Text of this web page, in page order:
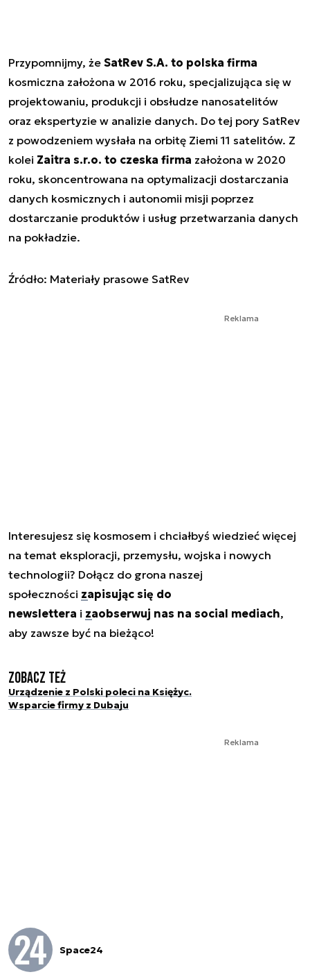
Przypomnijmy, że SatRev S.A. to polska firma
kosmiczna założona w 2016 roku, specjalizująca się w
projektowaniu, produkcji i obsłudze nanosatelitów
oraz ekspertyzie w analizie danych. Do tej pory SatRev
z powodzeniem wysłała na orbitę Ziemi 11 satelitów. Z
kolei Zaitra s.r.o. to czeska firma założona w 2020
roku, skoncentrowana na optymalizacji dostarczania
danych kosmicznych i autonomii misji poprzez
dostarczanie produktów i usług przetwarzania danych
na pokładzie.
Źródło: Materiały prasowe SatRev
Reklama
Interesujesz się kosmosem i chciałbyś wiedzieć więcej
na temat eksploracji, przemysłu, wojska i nowych
technologii? Dołącz do grona naszej
społeczności zapisując się do
newslettera i zaobserwuj nas na social mediach,
aby zawsze być na bieżąco!
Zobacz też
Urządzenie z Polski poleci na Księżyc.
Wsparcie firmy z Dubaju
Reklama
Space24